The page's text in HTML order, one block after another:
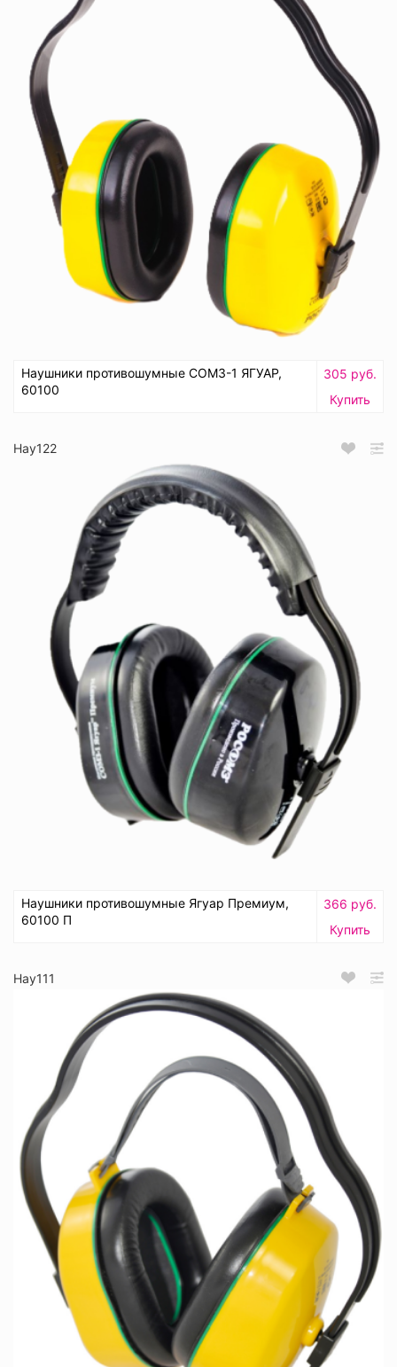
Наушники противошумные СОМЗ-1 ЯГУАР,
60100
305 руб.
Купить
Нау122
Наушники противошумные Ягуар Премиум,
60100 П
366 руб.
Купить
Нау111